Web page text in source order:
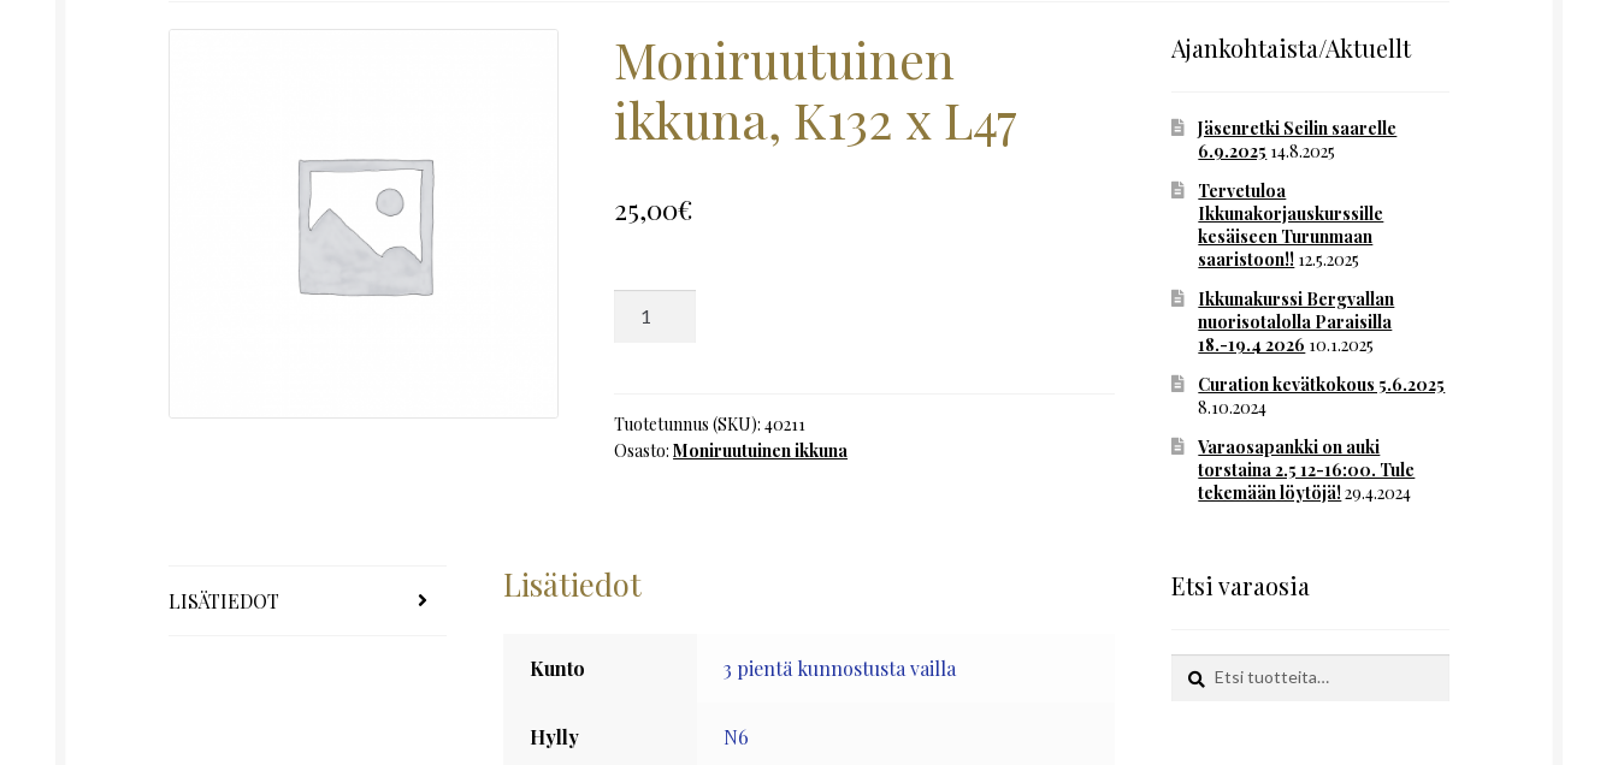
Moniruutuinen
ikkuna, K132 x L47
25,00€
L47
määrä
Tuotetunnus (SKU):40211
Osasto:Moniruutuinen ikkuna
LISÄTIEDOT Lisätiedot
Kunto 3 pientä kunnostusta vailla
Hylly N6
Ajankohtaista/Aktuellt
Jäsenretki Seilin saarelle
6.9.2025 14.8.2025
Tervetuloa
Ikkunakorjauskurssille
kesäiseen Turunmaan
saaristoon!! 12.5.2025
Ikkunakurssi Bergvallan
nuorisotalolla Paraisilla
18.-19.4 2026 10.1.2025
Curation kevätkokous 5.6.2025
8.10.2024
Varaosapankki on auki
torstaina 2.5 12-16:00. Tule
tekemään löytöjä!29.4.2024
Etsi varaosia
Etsi:
Haku